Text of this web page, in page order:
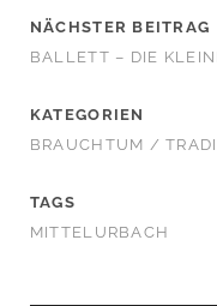
NÄCHSTER BEITRAG
BALLETT – DIE
KATEGORIEN
BRAUCHTUM /
TAGS
MITTELURBACH